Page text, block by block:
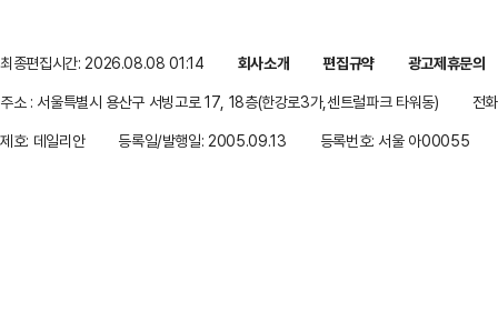
최종편집시간: 2026.08.08 01:14 회사소개 편집규약
광고제휴문의
주소 : 서울특별시 용산구 서빙고로 17, 18층(한강로3가,센트럴파크 타워동)
전
제호: 데일리안
등록일/발행일: 2005.09.13 등록번호: 서울 아00055